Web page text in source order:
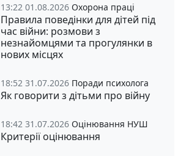
13:22 01.08.2026 Охорона праці
Правила поведінки для дітей під
час війни: розмови з
незнайомцями та прогулянки в
нових місцях
18:52 31.07.2026 Поради психолога
Як говорити з дітьми про війну
18:42 31.07.2026 Оцінювання НУШ
Критерії оцінювання